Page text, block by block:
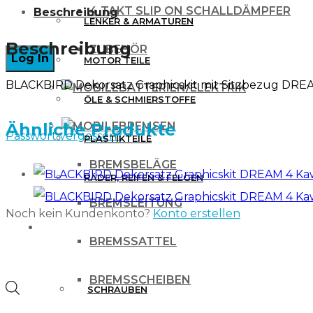
4 TAKT SLIP ON SCHALLDÄMPFER
ZUBEHÖR
BATTERIEN/ELEKTRIK
BREMSEN
BREMSBELÄGE
BREMSLEITUNG
BREMSSATTEL
BREMSSCHEIBEN
Passwort vergessen?
Noch kein Kundenkonto? Konto erstellen
Products
LENKER & ARMATUREN
MOTOR TEILE
ÖLE & SCHMIERSTOFFE
PLASTIKTEILE
RÄDER, REIFEN & FELGEN
SCHRAUBEN
Sitzbezug
DREAM
3
KXF
450
08
Beschreibung
Beschreibung
BLACKBIRD Dekorsatz Graphicskit mit Sitzbezug
Ähnliche Produkte